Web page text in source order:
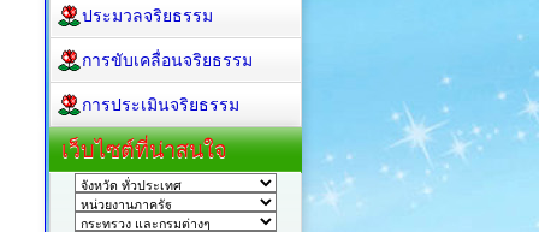
ประมวลจริยธรรม
การขับเคลื่อนจริยธรรม
การประเมินจริยธรรม
เว็บไซต์ที่น่าสนใจ